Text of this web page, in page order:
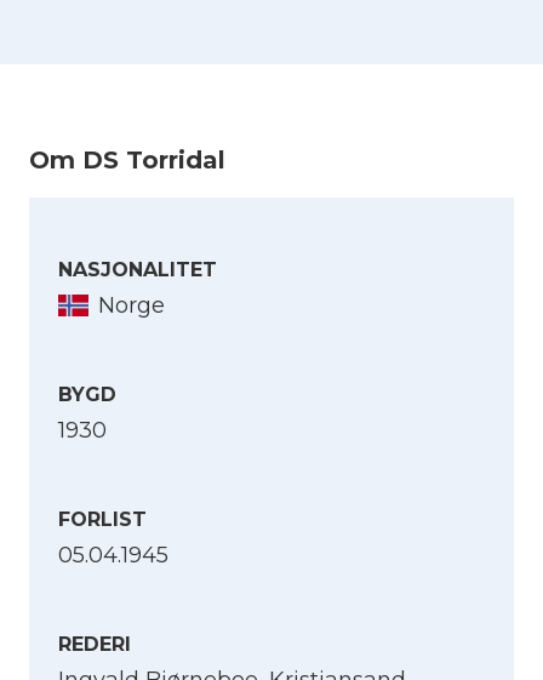
Om DS Torridal
NASJONALITET
Norge
BYGD
1930
FORLIST
05.04.1945
REDERI